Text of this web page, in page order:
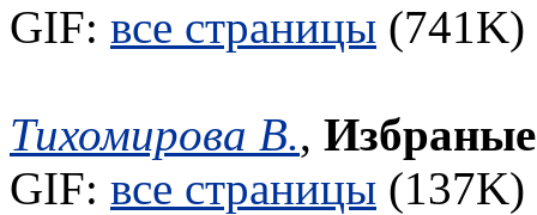
GIF: все страницы
Тихомирова В.,
GIF: все страницы